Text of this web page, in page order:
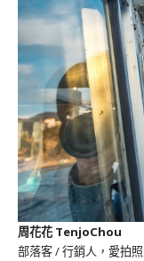
周花花 TenjoChou
部落客 / 行銷人，愛拍